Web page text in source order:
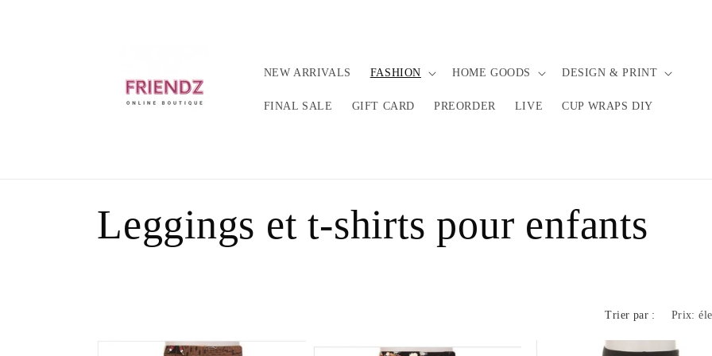
NEW ARRIVALS FASHION HOME GOODS DESIGN & PRINT
FINAL SALE GIFT CARD PREORDER LIVE CUP WRAPS DIY
C
Leggings et t-shirts pour enfants
Trier par :